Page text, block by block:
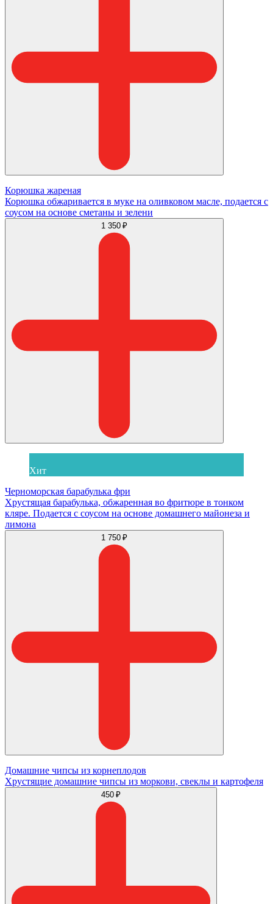
Корюшка жареная
Корюшка обжаривается в муке на оливковом масле, подается с
соусом на основе сметаны и зелени
1 350 ₽
Хит
Черноморская барабулька фри
Хрустящая барабулька, обжаренная во фритюре в тонком
кляре. Подается с соусом на основе домашнего майонеза и
лимона
1 750 ₽
Домашние чипсы из корнеплодов
Хрустящие домашние чипсы из моркови, свеклы и картофеля
450 ₽